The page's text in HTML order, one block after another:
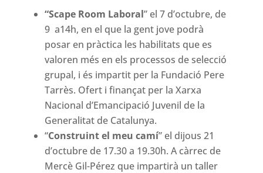
“Scape Room Laboral” el 7 d’octubre, de
9 a14h, en el que la gent jove podrà
posar en pràctica les habilitats que es
valoren més en els processos de selecció
grupal, i és impartit per la Fundació Pere
Tarrès. Ofert i finançat per la Xarxa
Nacional d’Emancipació Juvenil de la
Generalitat de Catalunya.
“Construint el meu camí” el dijous 21
d’octubre de 17.30 a 19.30h. A càrrec de
Mercè Gil-Pérez que impartirà un taller